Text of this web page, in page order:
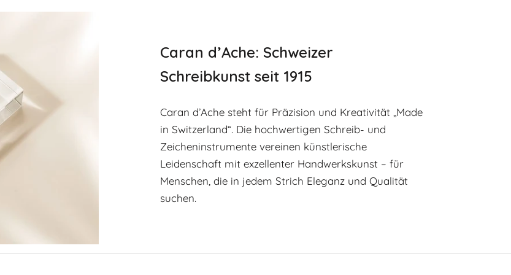
Caran d’Ache: Schweizer
Schreibkunst seit 1915
Caran d’Ache steht für Präzision und Kreativität „Made
in Switzerland“. Die hochwertigen Schreib- und
Zeicheninstrumente vereinen künstlerische
Leidenschaft mit exzellenter Handwerkskunst – für
Menschen, die in jedem Strich Eleganz und Qualität
suchen.